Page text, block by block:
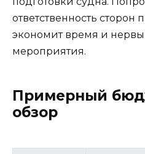
ответственность
экономит время и нервы
мероприятия.
Примерный
обзор